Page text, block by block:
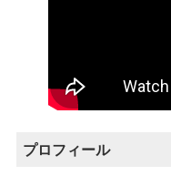
プロフィール